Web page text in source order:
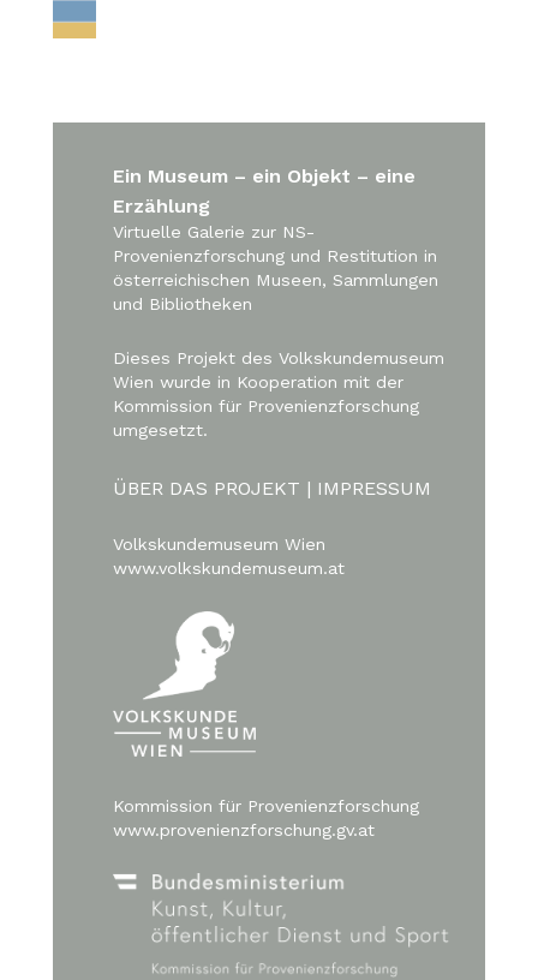
Ein Museum – ein Objekt – eine
Erzählung
Virtuelle Galerie zur NS-
Provenienzforschung und Restitution in
österreichischen Museen, Sammlungen
und Bibliotheken
Dieses Projekt des Volkskundemuseum
Wien wurde in Kooperation mit der
Kommission für Provenienzforschung
umgesetzt.
ÜBER DAS PROJEKT | IMPRESSUM
Volkskundemuseum Wien
www.volkskundemuseum.at
Kommission für Provenienzforschung
www.provenienzforschung.gv.at